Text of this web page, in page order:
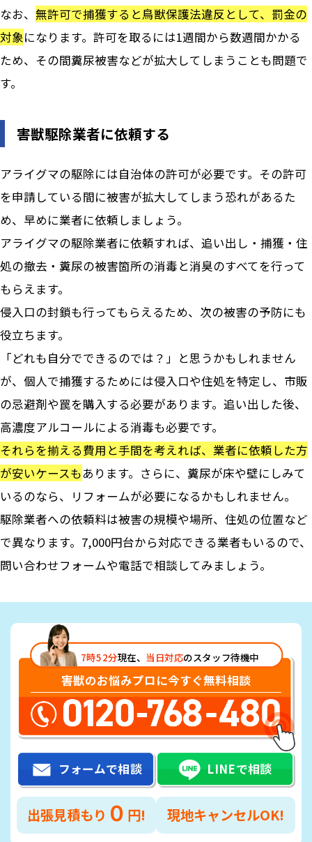
なお、 無許可で捕獲すると鳥獣保護法違反として、罰金の
対象になります。許可を取るには1週間から数週間かかる
ため、その間糞尿被害などが拡大してしまうことも問題で
す。
害獣駆除業者に依頼する
アライグマの駆除には自治体の許可が必要です。その許可
を申請している間に被害が拡大してしまう恐れがあるた
め、早めに業者に依頼しましょう。
アライグマの駆除業者に依頼すれば、追い出し・捕獲・住
処の撤去・糞尿の被害箇所の消毒と消臭のすべてを行って
もらえます。
侵入口の封鎖も行ってもらえるため、次の被害の予防にも
役立ちます。
「どれも自分でできるのでは？」と思うかもしれません
が、個人で捕獲するためには侵入口や住処を特定し、市販
の忌避剤や罠を購入する必要があります。追い出した後、
高濃度アルコールによる消毒も必要です。
それらを揃える費用と手間を考えれば、業者に依頼した方
が安いケースもあります。さらに、糞尿が床や壁にしみて
いるのなら、リフォームが必要になるかもしれません。
駆除業者への依頼料は被害の規模や場所、住処の位置など
で異なります。7,000円台から対応できる業者もいるので、
問い合わせフォームや電話で相談してみましょう。
7時52分現在、 当日対応のスタッフ待機中
害獣のお悩みプロに今すぐ無料相談
フォームで相談 LINEで相談
出張見積もり ０ 円! 現地キャンセルOK!